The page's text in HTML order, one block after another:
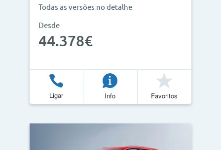
Todas as versões no detalhe
Desde
44.378€
Ligar Info Favoritos